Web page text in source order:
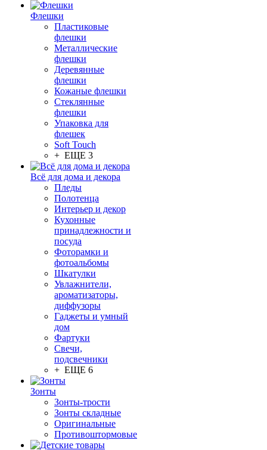
Флешки
Пластиковые
флешки
Металлические
флешки
Деревянные
флешки
Кожаные флешки
Стеклянные
флешки
Упаковка для
флешек
Soft Touch
+ ЕЩЕ 3
Всё для дома и декора
Пледы
Полотенца
Интерьер и декор
Кухонные
принадлежности и
посуда
Фоторамки и
фотоальбомы
Шкатулки
Увлажнители,
ароматизаторы,
диффузоры
Гаджеты и умный
дом
Фартуки
Свечи,
подсвечники
+ ЕЩЕ 6
Зонты
Зонты-трости
Зонты складные
Оригинальные
Противоштормовые